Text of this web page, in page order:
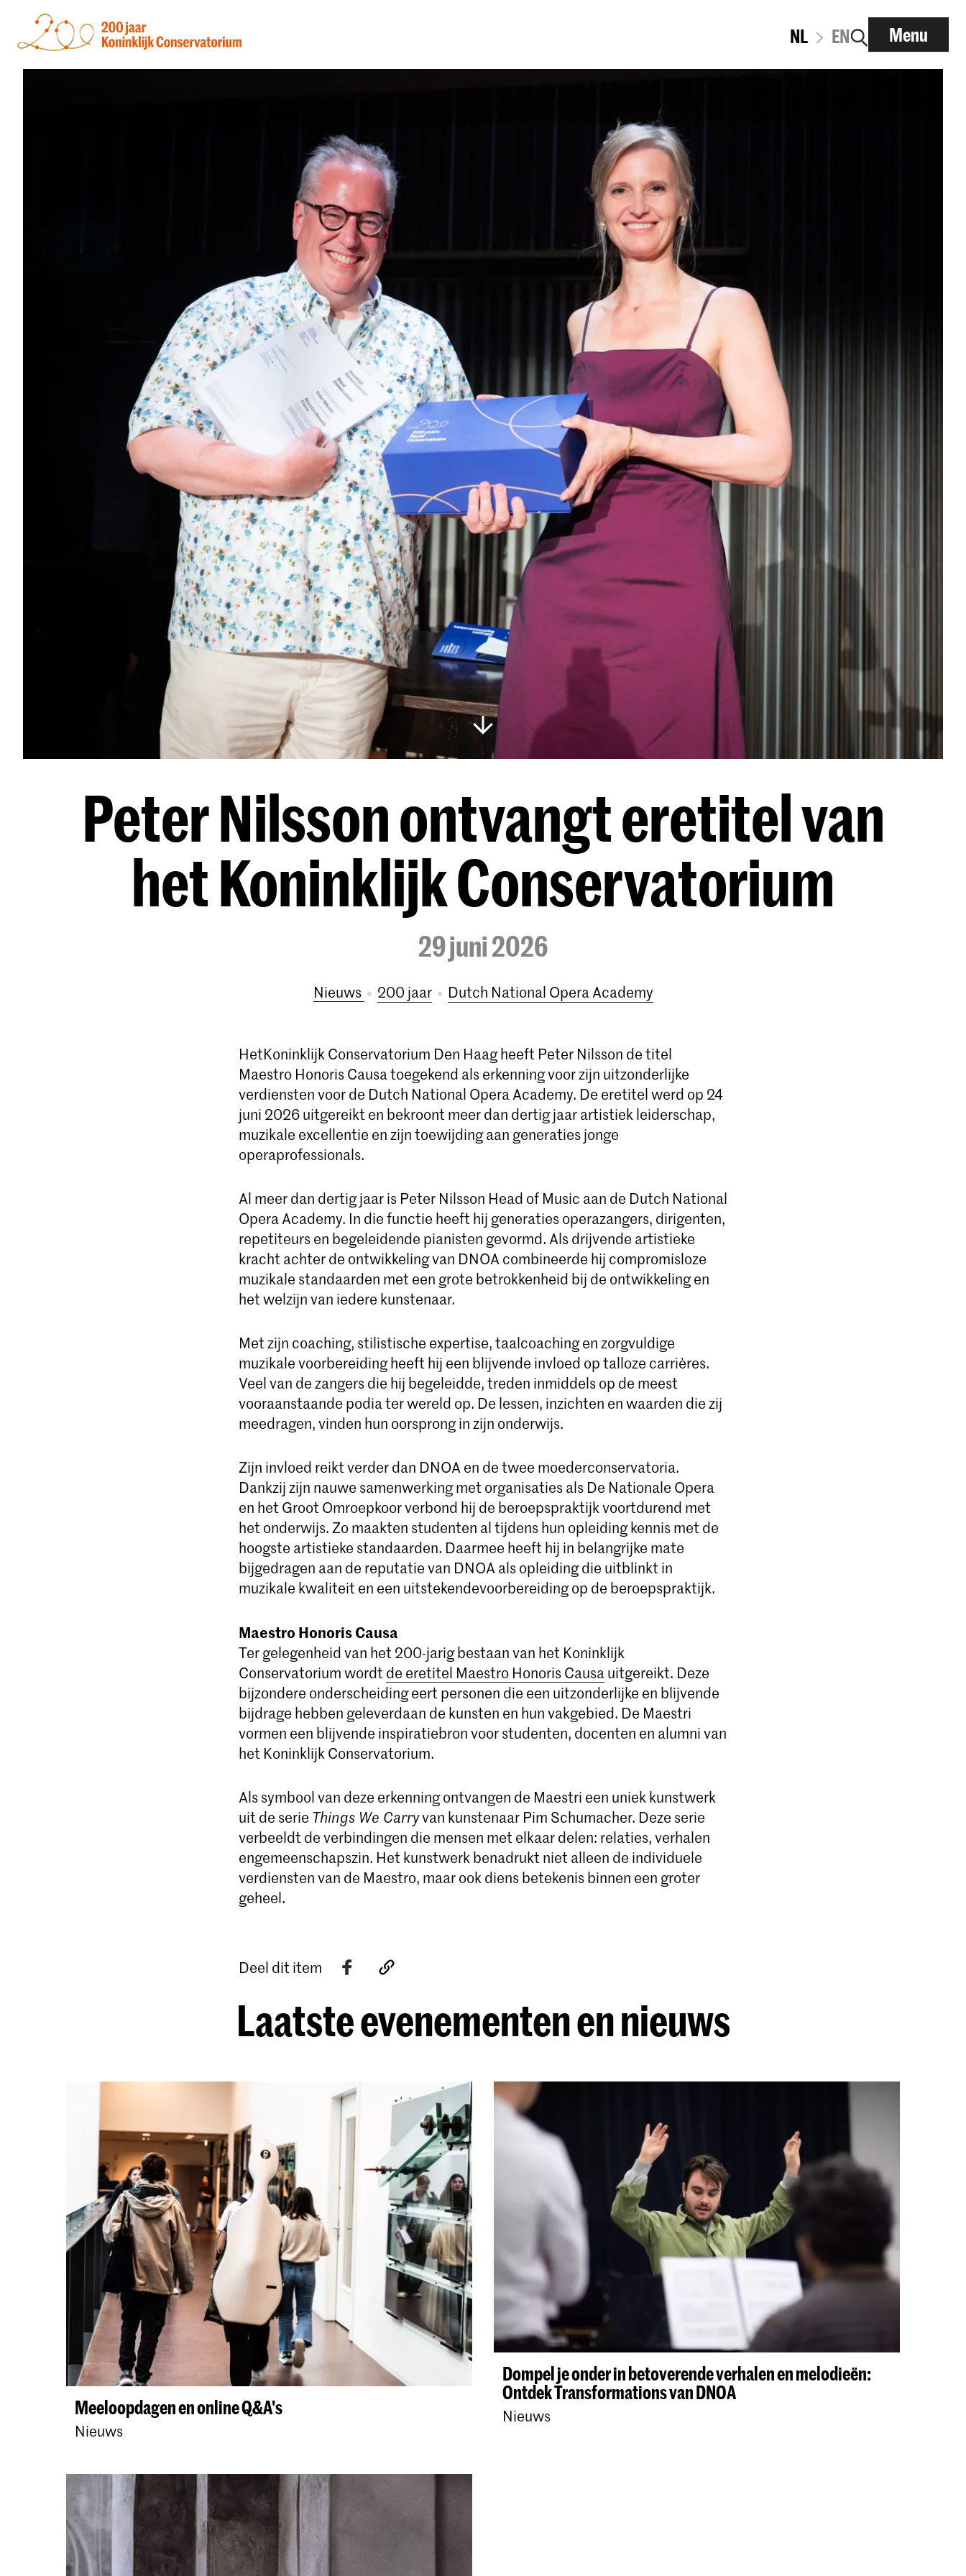
NL EN Menu
Peter Nilsson ontvangt eretitel van
het Koninklijk Conservatorium
29 juni 2026
Nieuws 200 jaar Dutch National Opera Academy
HetKoninklijk Conservatorium Den Haag heeft Peter Nilsson de titel
Maestro Honoris Causa toegekend als erkenning voor zijn uitzonderlijke
verdiensten voor de Dutch National Opera Academy. De eretitel werd op 24
juni 2026 uitgereikt en bekroont meer dan dertig jaar artistiek leiderschap,
muzikale excellentie en zijn toewijding aan generaties jonge
operaprofessionals.
Al meer dan dertig jaar is Peter Nilsson Head of Music aan de Dutch National
Opera Academy. In die functie heeft hij generaties operazangers, dirigenten,
repetiteurs en begeleidende pianisten gevormd. Als drijvende artistieke
kracht achter de ontwikkeling van DNOA combineerde hij compromisloze
muzikale standaarden met een grote betrokkenheid bij de ontwikkeling en
het welzijn van iedere kunstenaar.
Met zijn coaching, stilistische expertise, taalcoaching en zorgvuldige
muzikale voorbereiding heeft hij een blijvende invloed op talloze carrières.
Veel van de zangers die hij begeleidde, treden inmiddels op de meest
vooraanstaande podia ter wereld op. De lessen, inzichten en waarden die zij
meedragen, vinden hun oorsprong in zijn onderwijs.
Zijn invloed reikt verder dan DNOA en de twee moederconservatoria.
Dankzij zijn nauwe samenwerking met organisaties als De Nationale Opera
en het Groot Omroepkoor verbond hij de beroepspraktijk voortdurend met
het onderwijs. Zo maakten studenten al tijdens hun opleiding kennis met de
hoogste artistieke standaarden. Daarmee heeft hij in belangrijke mate
bijgedragen aan de reputatie van DNOA als opleiding die uitblinkt in
muzikale kwaliteit en een uitstekendevoorbereiding op de beroepspraktijk.
Maestro Honoris Causa
Ter gelegenheid van het 200-jarig bestaan van het Koninklijk
Conservatorium wordt de eretitel Maestro Honoris Causa uitgereikt. Deze
bijzondere onderscheiding eert personen die een uitzonderlijke en blijvende
bijdrage hebben geleverdaan de kunsten en hun vakgebied. De Maestri
vormen een blijvende inspiratiebron voor studenten, docenten en alumni van
het Koninklijk Conservatorium.
Als symbool van deze erkenning ontvangen de Maestri een uniek kunstwerk
uit de serie Things We Carryvan kunstenaar Pim Schumacher. Deze serie
verbeeldt de verbindingen die mensen met elkaar delen: relaties, verhalen
engemeenschapszin. Het kunstwerk benadrukt niet alleen de individuele
verdiensten van de Maestro, maar ook diens betekenis binnen een groter
geheel.
Deel dit item
Laatste evenementen en nieuws
Meeloopdagen en online Q&A's
Nieuws
Dompel je onder in betoverende verhalen en melodieën:
Ontdek Transformations van DNOA
Nieuws